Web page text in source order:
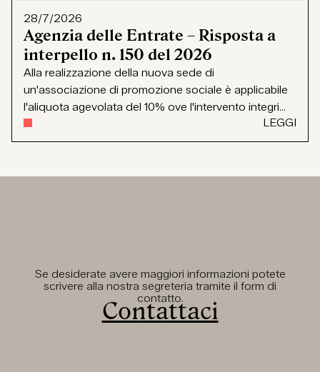
28/7/2026
Agenzia delle Entrate – Risposta a
interpello n. 150 del 2026
Alla realizzazione della nuova sede di
un'associazione di promozione sociale è applicabile
l'aliquota agevolata del 10% ove l'intervento integri...
LEGGI
Se desiderate avere maggiori informazioni potete
scrivere alla nostra segreteria tramite il form di
contatto.
Contattaci